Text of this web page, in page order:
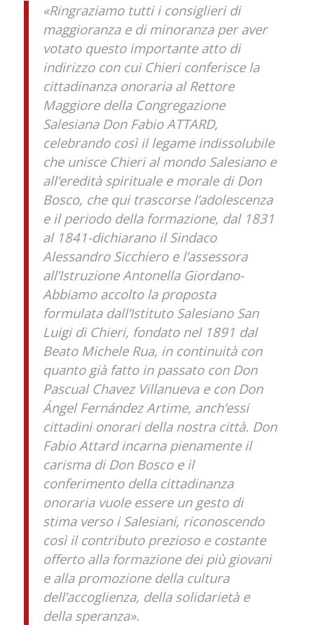
«Ringraziamo tutti i consiglieri di
maggioranza e di minoranza per aver
votato questo importante atto di
indirizzo con cui Chieri conferisce la
cittadinanza onoraria al Rettore
Maggiore della Congregazione
Salesiana Don Fabio ATTARD,
celebrando così il legame indissolubile
che unisce Chieri al mondo Salesiano e
all’eredità spirituale e morale di Don
Bosco, che qui trascorse l’adolescenza
e il periodo della formazione, dal 1831
al 1841-dichiarano il Sindaco
Alessandro Sicchiero e l’assessora
all’Istruzione Antonella Giordano-
Abbiamo accolto la proposta
formulata dall’Istituto Salesiano San
Luigi di Chieri, fondato nel 1891 dal
Beato Michele Rua, in continuità con
quanto già fatto in passato con Don
Pascual Chavez Villanueva e con Don
Ángel Fernández Artime, anch’essi
cittadini onorari della nostra città. Don
Fabio Attard incarna pienamente il
carisma di Don Bosco e il
conferimento della cittadinanza
onoraria vuole essere un gesto di
stima verso i Salesiani, riconoscendo
così il contributo prezioso e costante
offerto alla formazione dei più giovani
e alla promozione della cultura
dell’accoglienza, della solidarietà e
della speranza».